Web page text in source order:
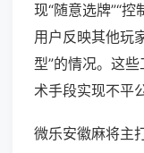
现“随意选牌”“控
用户反映其他玩
型”的情况。这
术手段实现不平
微乐安徽麻将主